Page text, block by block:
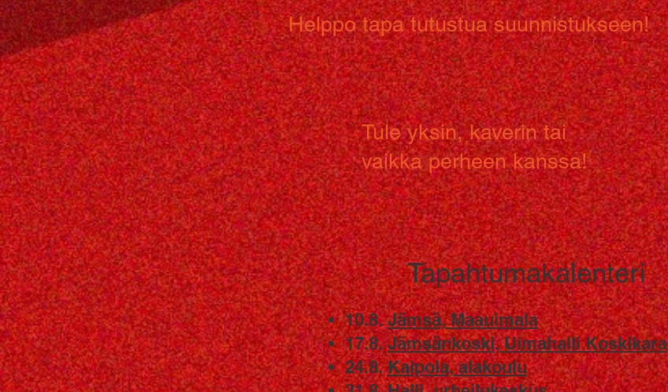
Tule yksin, kaverin tai
vaikka perheen kanssa!
Helppo tapa tutustua suunnistukseen!
10.8.Jämsä, Maauimala
17.8.Jämsänkoski, Uimahalli Koskikara
24.8.Kaipola, alakoulu
Tapahtumakalenteri